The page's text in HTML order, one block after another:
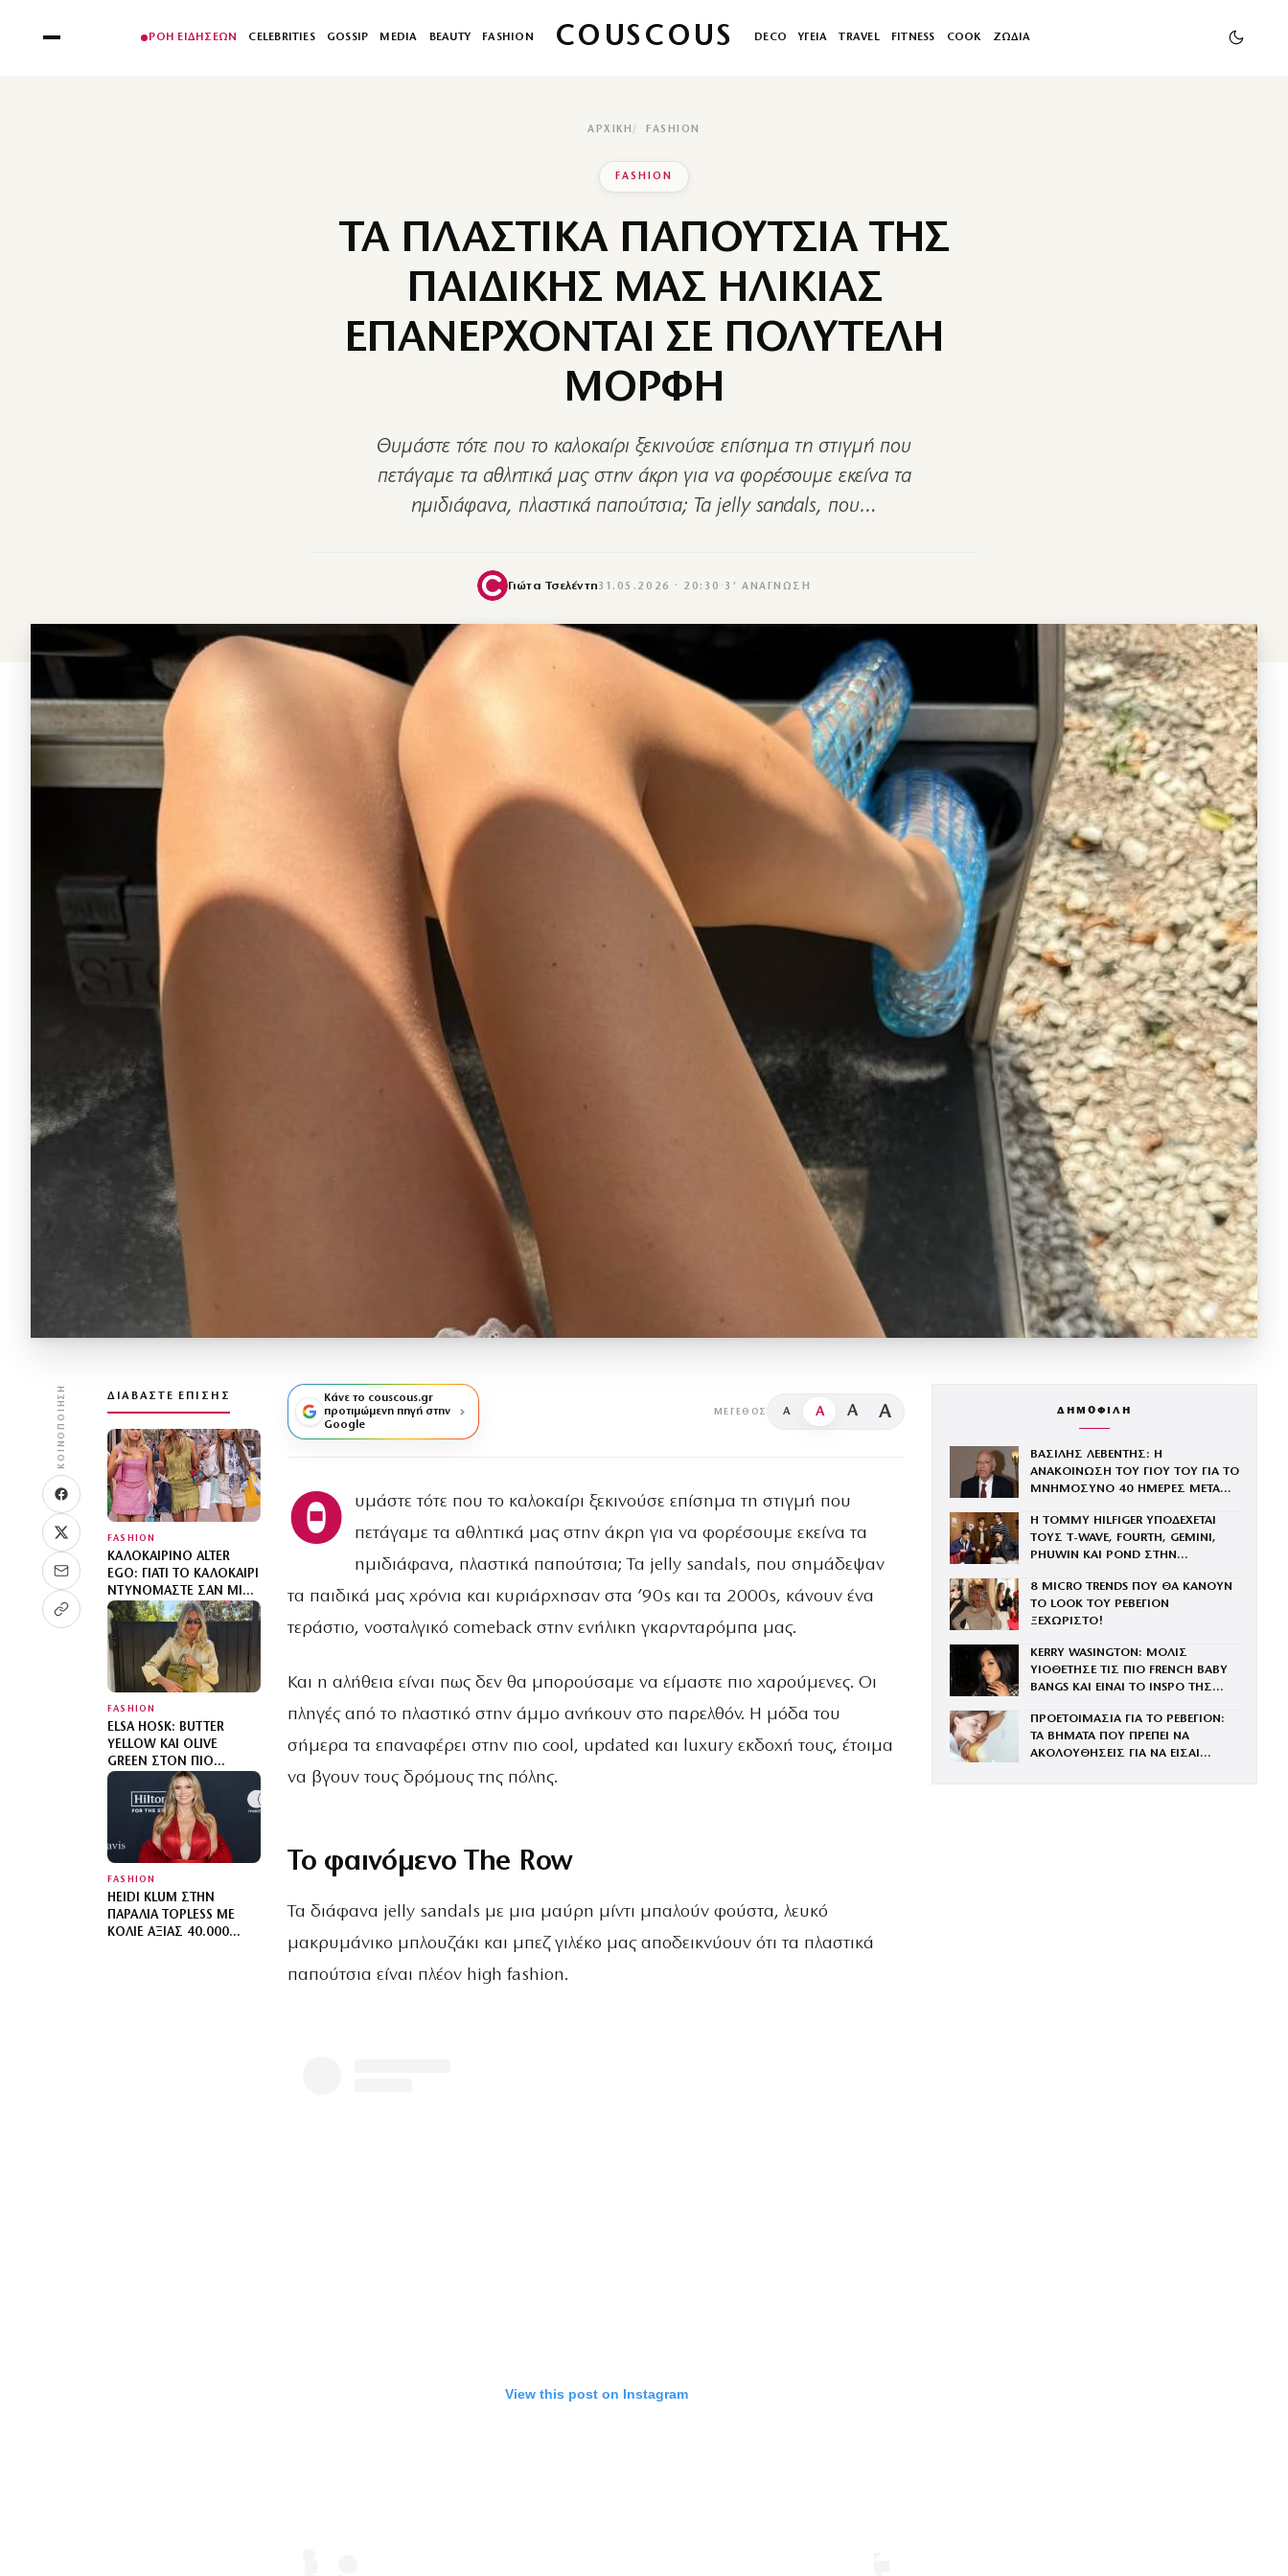
ΡΟΗ ΕΙΔΗΣΕΩΝ CELEBRITIES GOSSIP MEDIA BEAUTY FASHION COUSCOUS DECO ΥΓΕΙΑ TRAVEL FITNESS COOK ΖΩΔΙΑ
ΑΡΧΙΚΉ FASHION
FASHION
ΤΑ ΠΛΑΣΤΙΚΑ ΠΑΠΟΥΤΣΙΑ ΤΗΣ
ΠΑΙΔΙΚΗΣ ΜΑΣ ΗΛΙΚΙΑΣ
ΕΠΑΝΕΡΧΟΝΤΑΙ ΣΕ ΠΟΛΥΤΕΛΗ
ΜΟΡΦΗ
Θυμάστε τότε που το καλοκαίρι ξεκινούσε επίσημα τη στιγμή που
πετάγαμε τα αθλητικά μας στην άκρη για να φορέσουμε εκείνα τα
ημιδιάφανα, πλαστικά παπούτσια; Τα jelly sandals, που…
Γιώτα Τσελέντη31.05.2026 · 20:30 · 3′ ΑΝΆΓΝΩΣΗ
ΚΟΙΝΟΠΟΊΗΣΗ ΔΙΑΒΆΣΤΕ ΕΠΊΣΗΣ
FASHION
ΚΑΛΟΚΑΙΡΙΝΌ ALTER
EGO: ΓΙΑΤΊ ΤΟ ΚΑΛΟΚΑΊΡΙ
ΝΤΥΝΌΜΑΣΤΕ ΣΑΝ ΜΙΑ
«ΆΛΛΗ»;
FASHION
ELSA HOSK: BUTTER
YELLOW ΚΑΙ OLIVE
GREEN ΣΤΟΝ ΠΙΟ
SOPHISTICATED
ΧΡΩΜΑΤΙΚΌ
ΣΥΝΔΥΑΣΜΌ ΜΕ MIX N’
MATCH ΜΟΤΊΒΑ
FASHION
HEIDI KLUM ΣΤΗΝ
ΠΑΡΑΛΊΑ TOPLESS ΜΕ
ΚΟΛΙΈ ΑΞΊΑΣ 40.000
Κάνε το couscous.gr
προτιμώμενη πηγή στην
Google
ΜΈΓΕΘΟΣ A A A A
Θ
υμάστε τότε που το καλοκαίρι ξεκινούσε επίσημα τη στιγμή που
πετάγαμε τα αθλητικά μας στην άκρη για να φορέσουμε εκείνα τα
ημιδιάφανα, πλαστικά παπούτσια; Τα jelly sandals, που σημάδεψαν
τα παιδικά μας χρόνια και κυριάρχησαν στα ’90s και τα 2000s, κάνουν ένα
τεράστιο, νοσταλγικό comeback στην ενήλικη γκαρνταρόμπα μας.
Και η αλήθεια είναι πως δεν θα μπορούσαμε να είμαστε πιο χαρούμενες. Οι
πληγές από το πλαστικό στην άμμο ανήκουν στο παρελθόν. Η μόδα του
σήμερα τα επαναφέρει στην πιο cool, updated και luxury εκδοχή τους, έτοιμα
να βγουν τους δρόμους της πόλης.
Το φαινόμενο The Row
Τα διάφανα jelly sandals με μια μαύρη μίντι μπαλούν φούστα, λευκό
μακρυμάνικο μπλουζάκι και μπεζ γιλέκο μας αποδεικνύουν ότι τα πλαστικά
παπούτσια είναι πλέον high fashion.
View this post on Instagram
ΔΗΜΟΦΙΛΗ
ΒΑΣΙΛΗΣ ΛΕΒΕΝΤΗΣ: Η
ΑΝΑΚΟΙΝΩΣΗ ΤΟΥ ΓΙΟΥ ΤΟΥ ΓΙΑ ΤΟ
ΜΝΗΜΟΣΥΝΟ 40 ΗΜΕΡΕΣ ΜΕΤΑ
Η TOMMY HILFIGER ΥΠΟΔΕΧΕΤΑΙ
ΤΟΥΣ Τ-WAVE, FOURTH, GEMINI,
PHUWIN ΚΑΙ POND ΣΤΗΝ
8 MICRO TRENDS ΠΟΥ ΘΑ ΚΑΝΟΥΝ
ΤΟ LOOK ΤΟΥ ΡΕΒΕΓΙΟΝ
ΞΕΧΩΡΙΣΤΟ!
KERRY WASINGTON: ΜΟΛΙΣ
ΥΙΟΘΕΤΗΣΕ ΤΙΣ ΠΙΟ FRENCH BABY
BANGS ΚΑΙ ΕΙΝΑΙ ΤΟ INSPO ΤΗΣ
ΠΡΟΕΤΟΙΜΑΣΙΑ ΓΙΑ ΤΟ ΡΕΒΕΓΙΟΝ:
ΤΑ ΒΗΜΑΤΑ ΠΟΥ ΠΡΕΠΕΙ ΝΑ
ΑΚΟΛΟΥΘΗΣΕΙΣ ΓΙΑ ΝΑ ΕΙΣΑΙ